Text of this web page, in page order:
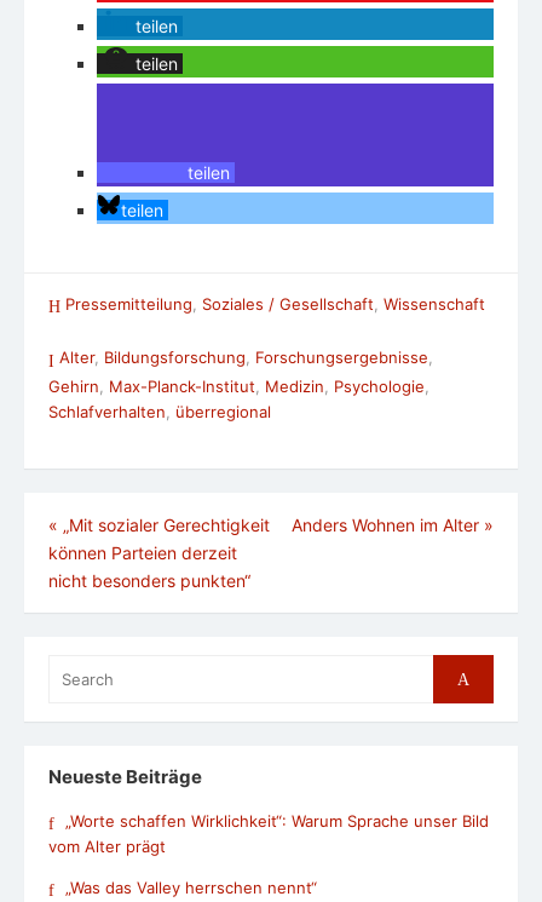
teilen
teilen
teilen
teilen
Pressemitteilung Soziales / Gesellschaft Wissenschaft
Alter, Bildungsforschung, Forschungsergebnisse,
Gehirn
Max-Planck-Institut Medizin Psychologie
Schlafverhalten
überregional
Beitragsnavigation
« „Mit sozialer Gerechtigkeit
können Parteien derzeit
nicht besonders punkten“
Anders Wohnen im Alter »
for:
Search
Neueste Beiträge
„Worte schaffen Wirklichkeit“: Warum Sprache unser Bild
vom Alter prägt
„Was das Valley herrschen nennt“